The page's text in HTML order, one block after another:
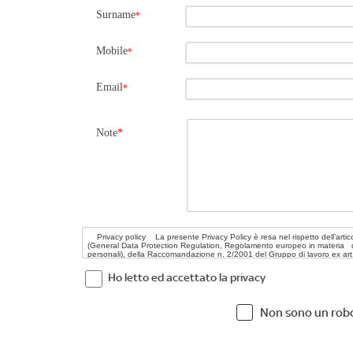
Surname*
Mobile*
Email*
Note*
Ho letto ed accettato la privacy
Non sono un